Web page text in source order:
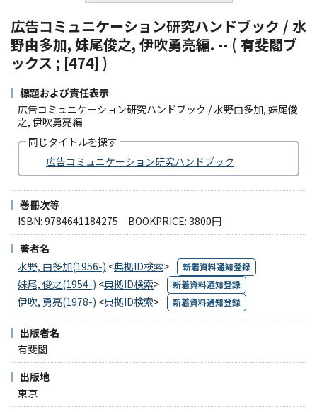
広告コミュニケーション研究ハンドブック / 水
野由多加, 妹尾俊之, 伊吹勇亮編. -- ( 有斐閣ブ
ックス ; [474] )
標題および責任表示
広告コミュニケーション研究ハンドブック / 水野由多加, 妹尾俊
之, 伊吹勇亮編
同じタイトルを探す
広告コミュニケーション研究ハンドブック
巻冊次等
ISBN: 9784641184275 BOOKPRICE: 3800円
著者名
水野, 由多加(1956-) <典拠ID検索> 新着資料通知登録
妹尾, 俊之(1954-) <典拠ID検索> 新着資料通知登録
伊吹, 勇亮(1978-) <典拠ID検索> 新着資料通知登録
出版者名
有斐閣
出版地
東京